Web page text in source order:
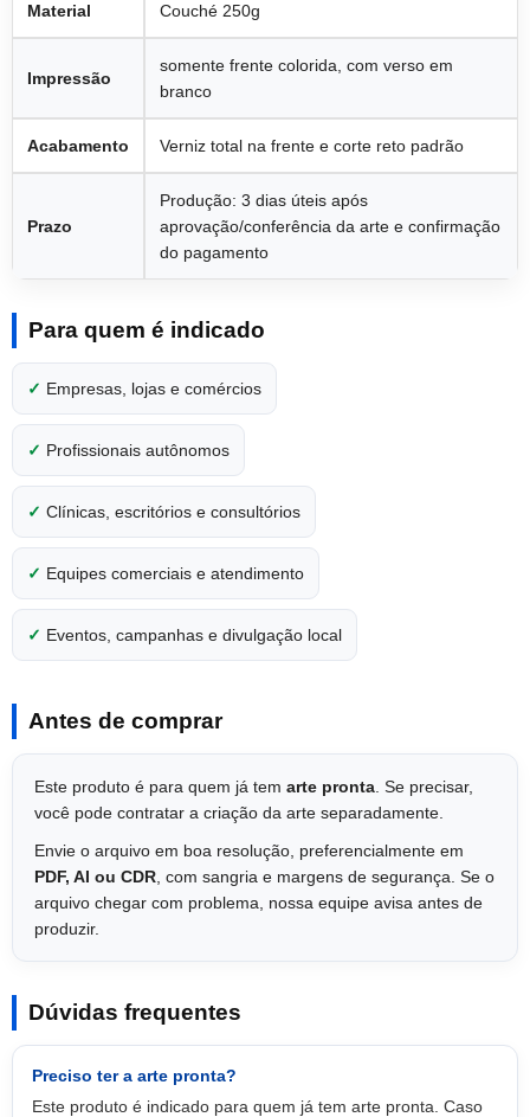
Material Couché 250g
Impressão
somente frente colorida, com verso em
branco
Acabamento Verniz total na frente e corte reto padrão
Prazo
Produção: 3 dias úteis após
aprovação/conferência da arte e confirmação
do pagamento
Para quem é indicado
✓ Empresas, lojas e comércios
✓ Profissionais autônomos
✓ Clínicas, escritórios e consultórios
✓ Equipes comerciais e atendimento
✓ Eventos, campanhas e divulgação local
Antes de comprar
Este produto é para quem já tem arte pronta . Se precisar,
você pode contratar a criação da arte separadamente.
Envie o arquivo em boa resolução, preferencialmente em
PDF, AI ou CDR , com sangria e margens de segurança. Se o
arquivo chegar com problema, nossa equipe avisa antes de
produzir.
Dúvidas frequentes
Preciso ter a arte pronta?
Este produto é indicado para quem já tem arte pronta. Caso